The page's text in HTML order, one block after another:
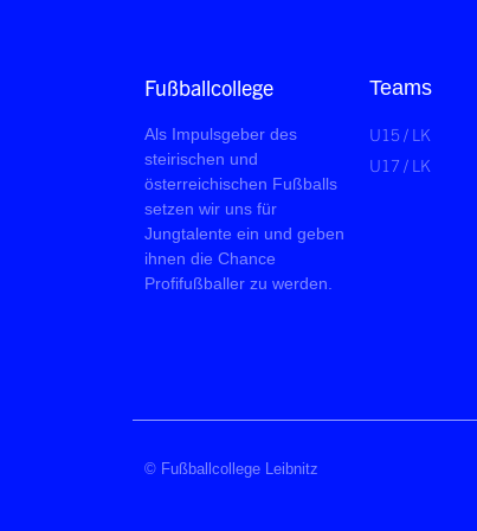
Fußballcollege
Als Impulsgeber des
steirischen und
österreichischen Fußballs
setzen wir uns für
Jungtalente ein und geben
ihnen die Chance
Profifußballer zu werden.
Teams
U15 / LK
U17 / LK
© Fußballcollege Leibnitz